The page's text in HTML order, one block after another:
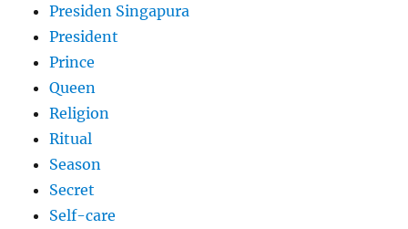
Presiden Singapura
President
Prince
Queen
Religion
Ritual
Season
Secret
Self-care